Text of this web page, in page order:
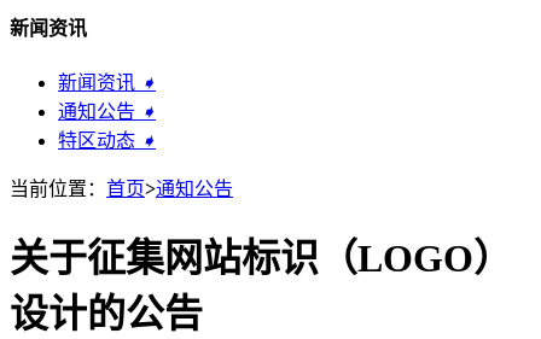
新闻资讯
新闻资讯 ➧
通知公告 ➧
特区动态 ➧
当前位置： 首页>通知公告
关于征集网站标识（LOGO）
设计的公告